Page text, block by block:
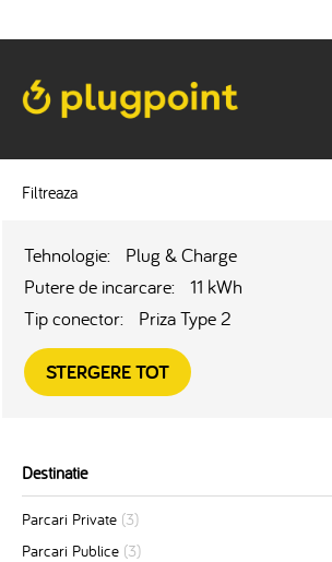
Filtreaza
Tehnologie: Plug & Charge
Putere de incarcare: 11 kWh
Tip conector: Priza Type 2
STERGERE TOT
Destinatie
Parcari Private (3)
Parcari Publice (3)